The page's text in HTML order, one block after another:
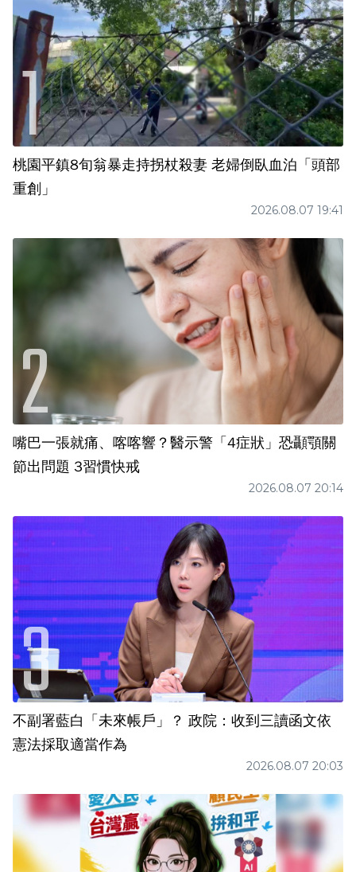
桃園平鎮8旬翁暴走持拐杖殺妻 老婦倒臥血泊「頭部
重創」
2026.08.07 19:41
嘴巴一張就痛、喀喀響？醫示警「4症狀」恐顳顎關
節出問題 3習慣快戒
2026.08.07 20:14
不副署藍白「未來帳戶」？ 政院：收到三讀函文依
憲法採取適當作為
2026.08.07 20:03